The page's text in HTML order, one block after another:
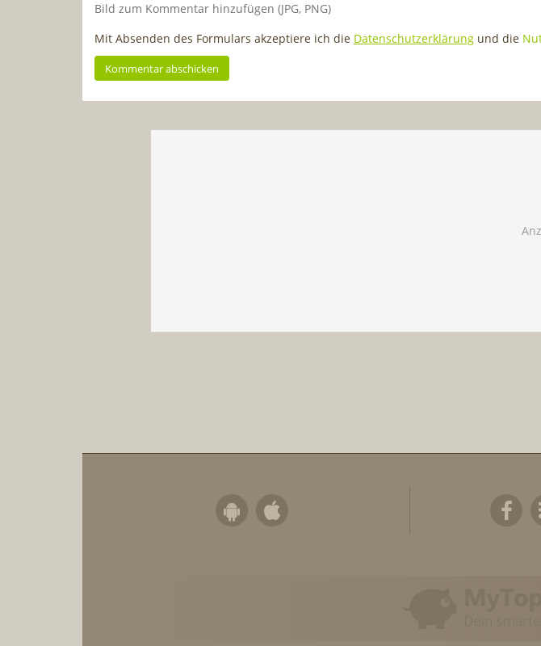
Bild zum Kommentar hinzufügen (JPG, PNG)
Mit Absenden des Formulars akzeptiere ich die Datenschutzerklärung und die